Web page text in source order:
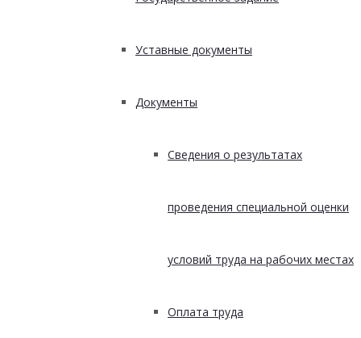
Уставные документы
Документы
Сведения о результатах
проведения специальной оценки
условий труда на рабочих местах
Оплата труда